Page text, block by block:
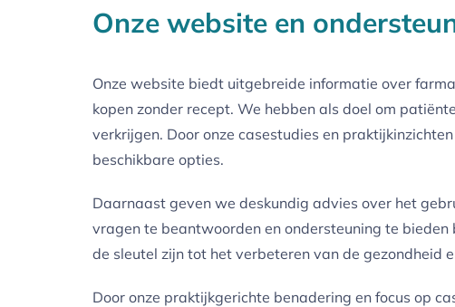
Onze website en
Onze website biedt uitgebreide informatie over
kopen zonder recept. We hebben als doel om
verkrijgen. Door onze casestudies en
beschikbare opties.
Daarnaast geven we deskundig advies over het
vragen te beantwoorden en ondersteuning te
de sleutel zijn tot het verbeteren van de gezondheid
Door onze praktijkgerichte benadering en focus op